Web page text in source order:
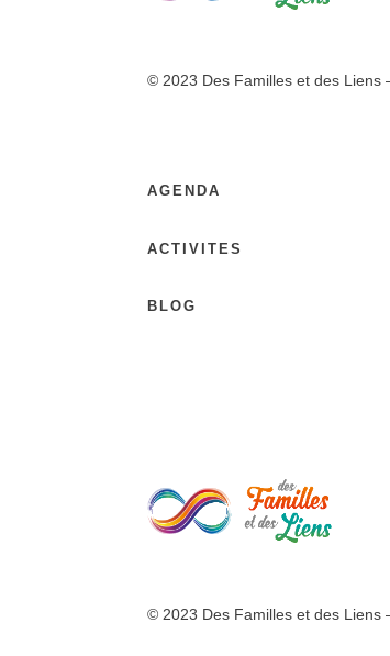
© 2023 Des Familles et des
AGENDA
ACTIVITES
BLOG
© 2023 Des Familles et des